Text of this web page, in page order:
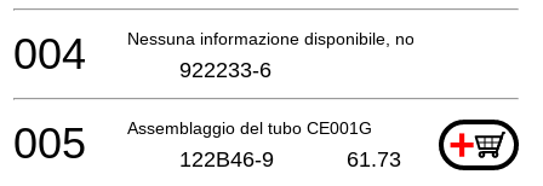
Nessuna informazione disponibile, non ordinabile
004 922233-6
Assemblaggio del tubo CE001G +
005 122B46-9 61.73